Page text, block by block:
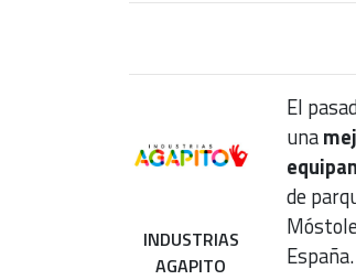
INDUSTRIAS
AGAPITO
El
una
de
España.